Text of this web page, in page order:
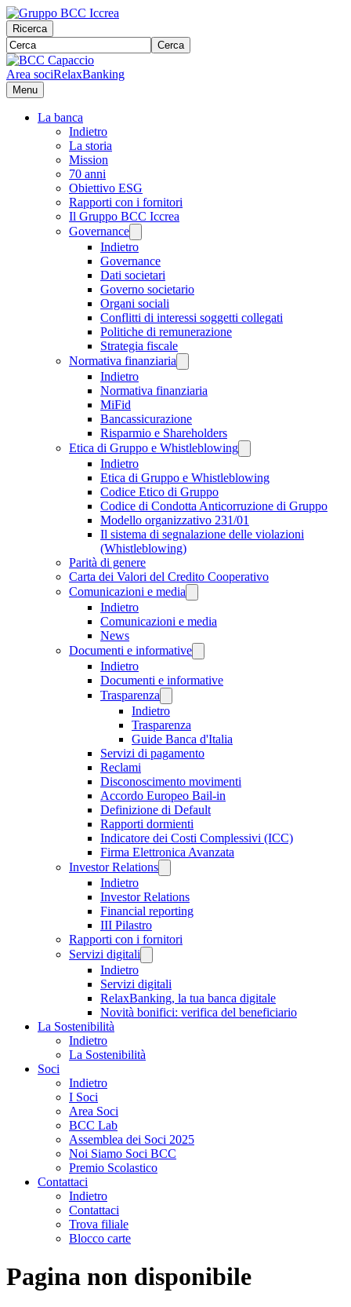
Ricerca
Cerca
Area sociRelaxBanking
Menu
La banca
Indietro
La storia
Mission
70 anni
Obiettivo ESG
Rapporti con i fornitori
Il Gruppo BCC Iccrea
Governance
Indietro
Governance
Dati societari
Governo societario
Organi sociali
Conflitti di interessi soggetti collegati
Politiche di remunerazione
Strategia fiscale
Normativa finanziaria
Indietro
Normativa finanziaria
MiFid
Bancassicurazione
Risparmio e Shareholders
Etica di Gruppo e Whistleblowing
Indietro
Etica di Gruppo e Whistleblowing
Codice Etico di Gruppo
Codice di Condotta Anticorruzione di Gruppo
Modello organizzativo 231/01
Il sistema di segnalazione delle violazioni
(Whistleblowing)
Parità di genere
Carta dei Valori del Credito Cooperativo
Comunicazioni e media
Indietro
Comunicazioni e media
News
Documenti e informative
Indietro
Documenti e informative
Trasparenza
Indietro
Trasparenza
Guide Banca d'Italia
Servizi di pagamento
Reclami
Disconoscimento movimenti
Accordo Europeo Bail-in
Definizione di Default
Rapporti dormienti
Indicatore dei Costi Complessivi (ICC)
Firma Elettronica Avanzata
Investor Relations
Indietro
Investor Relations
Financial reporting
III Pilastro
Rapporti con i fornitori
Servizi digitali
Indietro
Servizi digitali
RelaxBanking, la tua banca digitale
Novità bonifici: verifica del beneficiario
La Sostenibilità
Indietro
La Sostenibilità
Soci
Indietro
I Soci
Area Soci
BCC Lab
Assemblea dei Soci 2025
Noi Siamo Soci BCC
Premio Scolastico
Contattaci
Indietro
Contattaci
Trova filiale
Blocco carte
Pagina non disponibile